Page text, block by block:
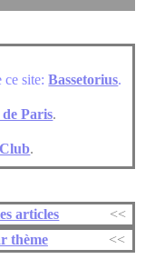
ce site:Bassetorius.
Paris.
.
articles
<<
thème <<